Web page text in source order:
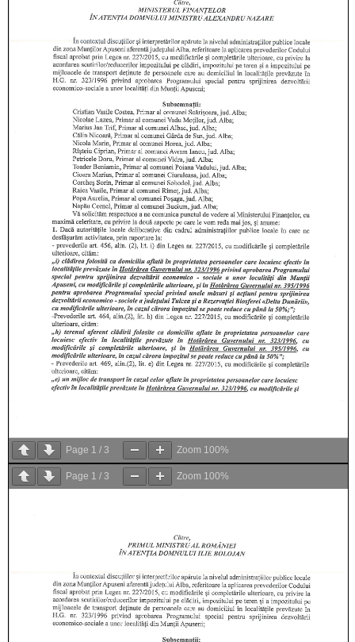
Page 1 / 3 Zoom 100%
Page 1 / 3 Zoom 100%